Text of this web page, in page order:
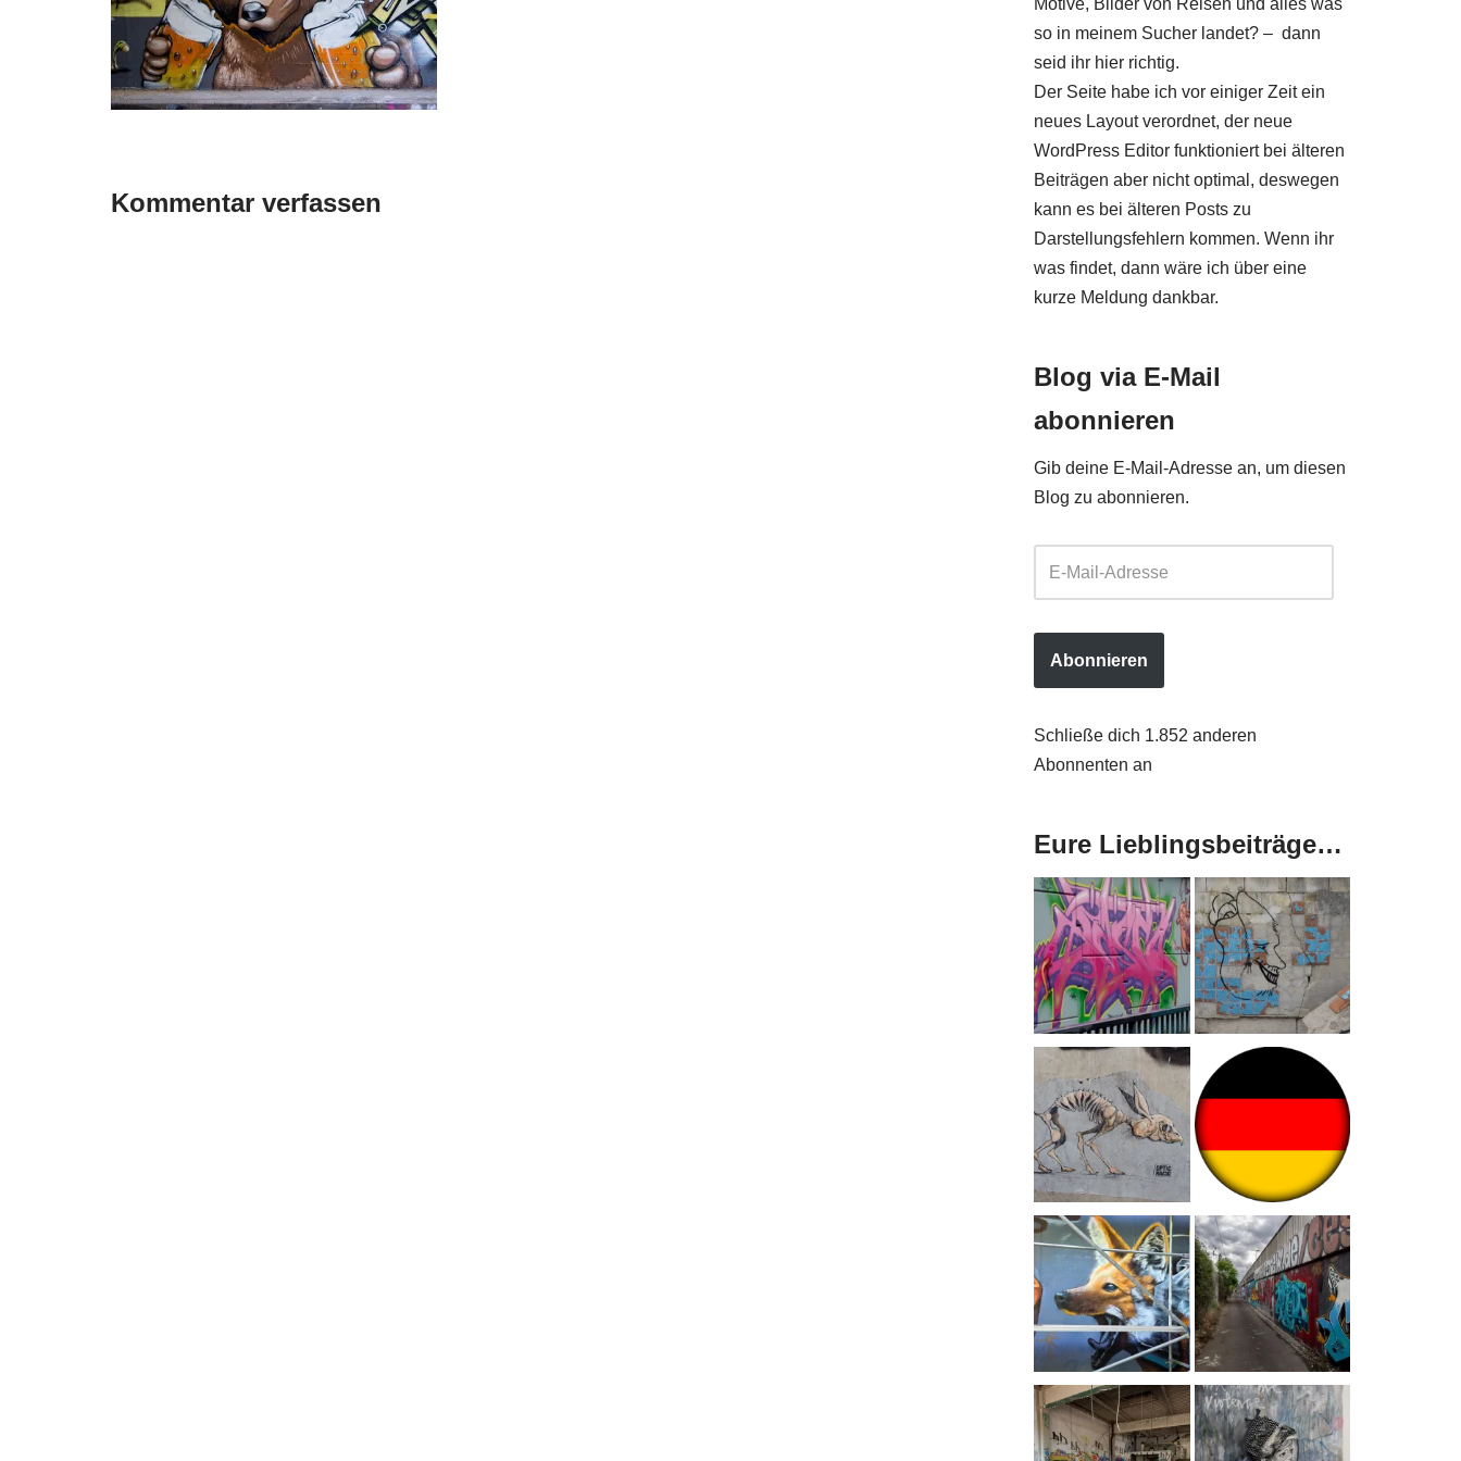
Kommentar verfassen
Motive, Bilder von Reisen und alles was
so in meinem Sucher landet? – dann
seid ihr hier richtig.
Der Seite habe ich vor einiger Zeit ein
neues Layout verordnet, der neue
WordPress Editor funktioniert bei älteren
Beiträgen aber nicht optimal, deswegen
kann es bei älteren Posts zu
Darstellungsfehlern kommen. Wenn ihr
was findet, dann wäre ich über eine
kurze Meldung dankbar.
Blog via E-Mail
abonnieren
Gib deine E-Mail-Adresse an, um diesen
Blog zu abonnieren.
Abonnieren
Schließe dich 1.852 anderen
Abonnenten an
Eure Lieblingsbeiträge…